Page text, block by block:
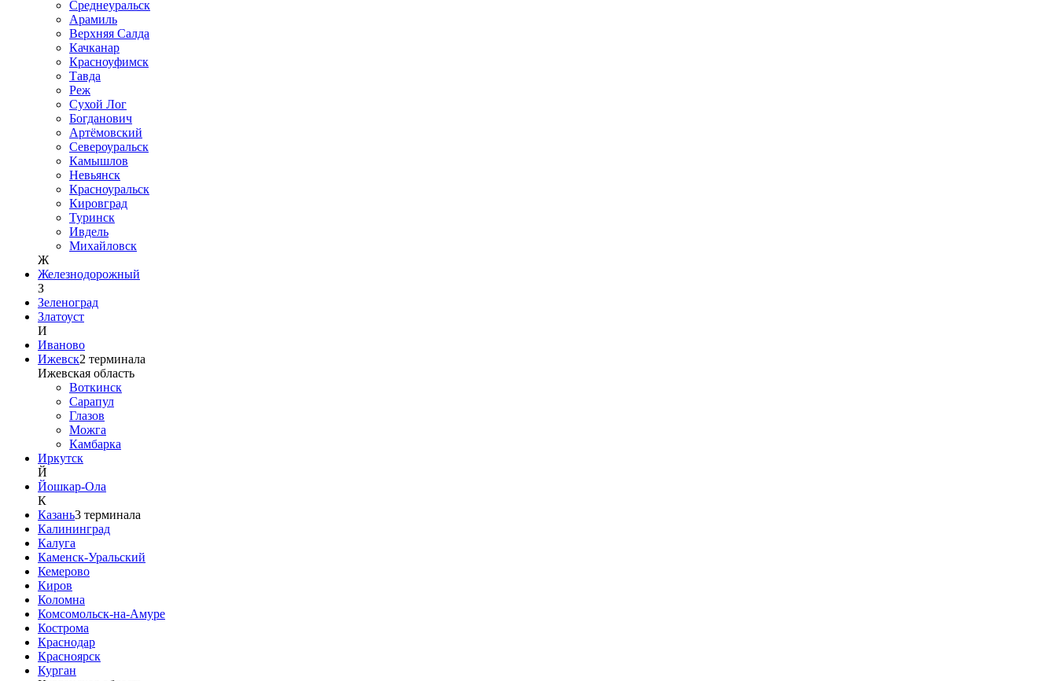
Среднеуральск
Арамиль
Верхняя Салда
Качканар
Красноуфимск
Тавда
Реж
Сухой Лог
Богданович
Артёмовский
Североуральск
Камышлов
Невьянск
Красноуральск
Кировград
Туринск
Ивдель
Михайловск
Ж
Железнодорожный
З
Зеленоград
Златоуст
И
Иваново
Ижевск2 терминала
Ижевская область
Воткинск
Сарапул
Глазов
Можга
Камбарка
Иркутск
Й
Йошкар-Ола
К
Казань3 терминала
Калининград
Калуга
Каменск-Уральский
Кемерово
Киров
Коломна
Комсомольск-на-Амуре
Кострома
Краснодар
Красноярск
Курган